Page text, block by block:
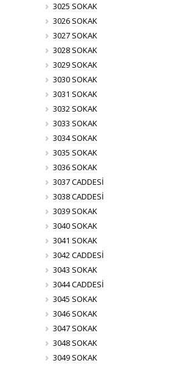
3025 SOKAK
3026 SOKAK
3027 SOKAK
3028 SOKAK
3029 SOKAK
3030 SOKAK
3031 SOKAK
3032 SOKAK
3033 SOKAK
3034 SOKAK
3035 SOKAK
3036 SOKAK
3037 CADDESİ
3038 CADDESİ
3039 SOKAK
3040 SOKAK
3041 SOKAK
3042 CADDESİ
3043 SOKAK
3044 CADDESİ
3045 SOKAK
3046 SOKAK
3047 SOKAK
3048 SOKAK
3049 SOKAK